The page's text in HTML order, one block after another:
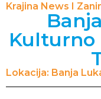
Krajina News I
Kulturno
Lokacija: Banja